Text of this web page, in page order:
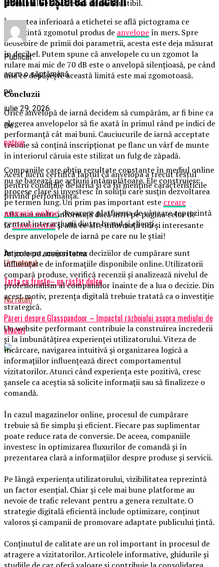
consumul cel mai redus de combustibil.
În partea inferioară a etichetei se află pictograma ce
reprezintă zgomotul produs de anvelopeîn mers. Spre
deosebire de primii doi parametrii, acesta este deja măsurat
în decibel. Putem spune că anvelopele cu un zgomot la
rulare mai mic de 70 dB este o anvelopă silențioasă, pe când
una ce depășește această limită este mai zgomotoasă.
Concluzii
Orice anvelopă de iarnă decidem să cumpărăm, ar fi bine ca
alegerea anvelopelor să fie axată în primul rând pe indici de
performanță cât mai buni. Cauciucurile de iarnă acceptate
trebuie să conțină inscripționat pe flanc un vârf de munte
în interiorul căruia este stilizat un fulg de zăpadă.
Acest lucru certifică faptul că anvelopa a trecut testul
pentru condițiile de iarnă și că își menține caracteristicile
privind performanța.
Află mai multe informații dacă intri pe pagina celor de
laContinentalși află ce alte informații noi și interesante
despre anvelopele de iarnă pe care nu le știai!
Articole pe aceiasi tema:
Urmatorul
Tarta cu fructe– un răsfăț dulce
Nu ratati
Păreri despre Glasspandoor – Impactul războiului asupra mediului de
afaceri
Publicat
acum o săptămână
pe
iulie 29, 2026
De
native
Companiile care obțin rezultate constante în mediul online
nu se bazează pe acțiuni întâmplătoare. Ele construiesc
procese clare și investesc în soluții care susțin dezvoltarea
pe termen lung. Un prim pas important este creare
magazin online, deoarece platforma de vânzare reprezintă
centrul interacțiunii dintre brand și clienți.
În prezent, majoritatea deciziilor de cumpărare sunt
influențate de informațiile disponibile online. Utilizatorii
compară produse, verifică recenzii și analizează nivelul de
profesionalism al companiilor înainte de a lua o decizie. Din
acest motiv, prezența digitală trebuie tratată ca o investiție
strategică.
Un website performant contribuie la construirea încrederii
și la îmbunătățirea experienței utilizatorului. Viteza de
încărcare, navigarea intuitivă și organizarea logică a
informațiilor influențează direct comportamentul
vizitatorilor. Atunci când experiența este pozitivă, cresc
șansele ca aceștia să solicite informații sau să finalizeze o
comandă.
În cazul magazinelor online, procesul de cumpărare
trebuie să fie simplu și eficient. Fiecare pas suplimentar
poate reduce rata de conversie. De aceea, companiile
investesc în optimizarea fluxurilor de comandă și în
prezentarea clară a informațiilor despre produse și servicii.
Pe lângă experiența utilizatorului, vizibilitatea reprezintă
un factor esențial. Chiar și cele mai bune platforme au
nevoie de trafic relevant pentru a genera rezultate. O
strategie digitală eficientă include optimizare, conținut
valoros și campanii de promovare adaptate publicului țintă.
Conținutul de calitate are un rol important în procesul de
atragere a vizitatorilor. Articolele informative, ghidurile și
studiile de caz oferă valoare și contribuie la consolidarea